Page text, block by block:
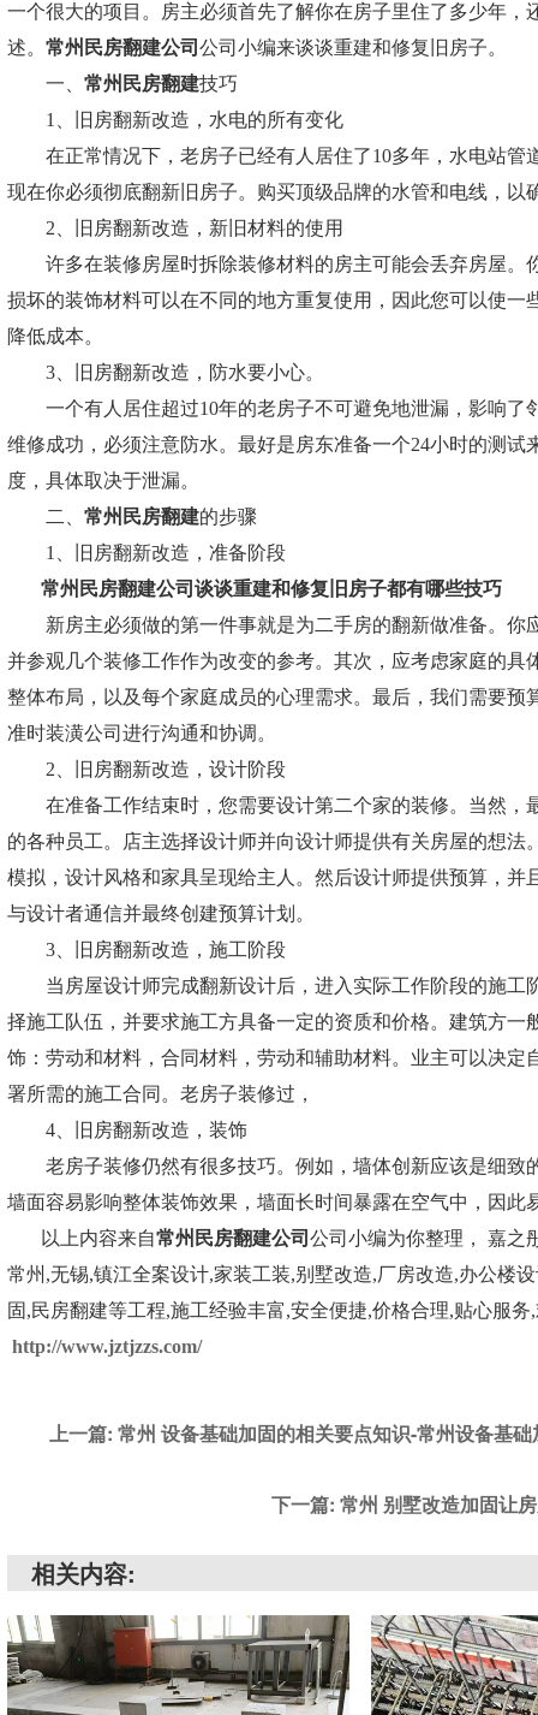
一个很大的项目。房主必须首先了解你在房子里住了多少年，
述。 常州民房翻建公司 公司小编来谈谈重建和修复旧房子。
一、 常州民房翻建技巧
1、旧房翻新改造，水电的所有变化
在正常情况下，老房子已经有人居住了10多年，水电站管
现在你必须彻底翻新旧房子。购买顶级品牌的水管和电线，以
2、旧房翻新改造，新旧材料的使用
许多在装修房屋时拆除装修材料的房主可能会丢弃房屋。
损坏的装饰材料可以在不同的地方重复使用，因此您可以使一
降低成本。
3、旧房翻新改造，防水要小心。
一个有人居住超过10年的老房子不可避免地泄漏，影响了
维修成功，必须注意防水。最好是房东准备一个24小时的测试
度，具体取决于泄漏。
二、 常州民房翻建的步骤
1、旧房翻新改造，准备阶段
常州民房翻建公司谈谈重建和修复旧房子都有哪些技巧
新房主必须做的第一件事就是为二手房的翻新做准备。你
并参观几个装修工作作为改变的参考。其次，应考虑家庭的具
整体布局，以及每个家庭成员的心理需求。最后，我们需要预
准时装潢公司进行沟通和协调。
2、旧房翻新改造，设计阶段
在准备工作结束时，您需要设计第二个家的装修。当然，
的各种员工。店主选择设计师并向设计师提供有关房屋的想法
模拟，设计风格和家具呈现给主人。然后设计师提供预算，并
与设计者通信并最终创建预算计划。
3、旧房翻新改造，施工阶段
当房屋设计师完成翻新设计后，进入实际工作阶段的施工
择施工队伍，并要求施工方具备一定的资质和价格。建筑方一
饰：劳动和材料，合同材料，劳动和辅助材料。业主可以决定
署所需的施工合同。老房子装修过，
4、旧房翻新改造，装饰
老房子装修仍然有很多技巧。例如，墙体创新应该是细致
墙面容易影响整体装饰效果，墙面长时间暴露在空气中，因此
以上内容来自常州民房翻建公司 公司小编为你整理， 嘉之
常州,无锡,镇江全案设计,家装工装,别墅改造,厂房改造,办公楼
固,民房翻建等工程,施工经验丰富,安全便捷,价格合理,贴心服
http://www.jztjzzs.com/
上一篇: 常州 设备基础加固的相关要点知识-常州设备基
下一篇: 常州 别墅改造加固让
相关内容: